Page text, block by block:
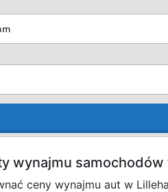
wynajmu samochodów
ceny wynajmu aut w